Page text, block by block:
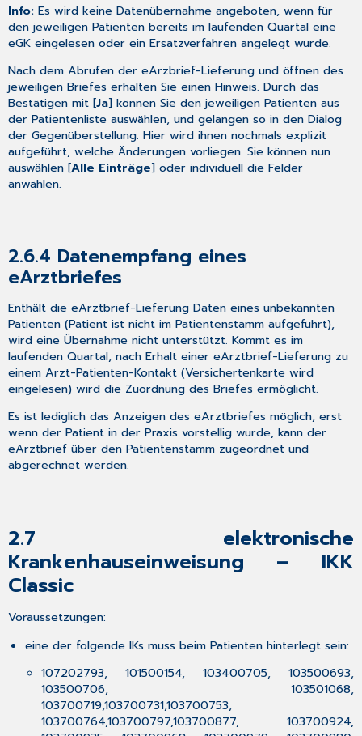
4.5.2
Lennox-
Gastaut-
Syndrom
4.5.3
Herzinsuffizienz
4.6
BARMER
DMP-
SERVICE
4.6
ab
Q1/2024
verfügbar
5
Anhang
5.1
Hilfreiche
Präparate-
Informationen
6
CGM TURBOMED
Punkt
für
Punkt
Nur
bei
Verwendung
der
Update-
DVD
alle
Installationsarten
Erster
Start
Info: Es wird keine Datenübernahme angeboten, wenn für
den jeweiligen Patienten bereits im laufenden Quartal eine
eGK eingelesen oder ein Ersatzverfahren angelegt wurde.
Nach dem Abrufen der eArzbrief-Lieferung und öffnen des
jeweiligen Briefes erhalten Sie einen Hinweis. Durch das
Bestätigen mit [Ja] können Sie den jeweiligen Patienten aus
der Patientenliste auswählen, und gelangen so in den Dialog
der Gegenüberstellung. Hier wird ihnen nochmals explizit
aufgeführt, welche Änderungen vorliegen. Sie können nun
auswählen [Alle Einträge] oder individuell die Felder
anwählen.
2.6.4 Datenempfang eines
eArztbriefes
Enthält die eArztbrief-Lieferung Daten eines unbekannten
Patienten (Patient ist nicht im Patientenstamm aufgeführt),
wird eine Übernahme nicht unterstützt. Kommt es im
laufenden Quartal, nach Erhalt einer eArztbrief-Lieferung zu
einem Arzt-Patienten-Kontakt (Versichertenkarte wird
eingelesen) wird die Zuordnung des Briefes ermöglicht.
Es ist lediglich das Anzeigen des eArztbriefes möglich, erst
wenn der Patient in der Praxis vorstellig wurde, kann der
eArztbrief über den Patientenstamm zugeordnet und
abgerechnet werden.
2.7 elektronische
Krankenhauseinweisung – IKK
Classic
Voraussetzungen:
eine der folgende IKs muss beim Patienten hinterlegt sein:
107202793, 101500154, 103400705, 103500693,
103500706, 103501068,
103700719,103700731,103700753,
103700764,103700797,103700877, 103700924,